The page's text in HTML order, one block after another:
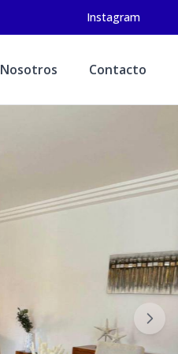
Instagram
Nosotros Contacto